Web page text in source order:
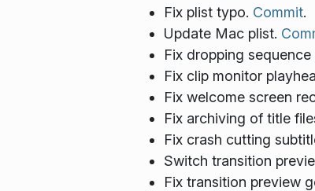
Fix plist typo. Commit.
Update Mac plist.
Fix dropping
Fix clip monitor
Fix welcome screen
Fix archiving of title
Fix crash cutting
Switch transition
Fix transition preview